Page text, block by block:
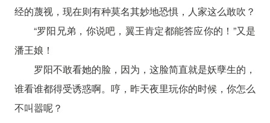
经的蔑视，现在则有种莫名其妙地恐惧，人家这么敢吹？
“罗阳兄弟，你说吧，翼王肯定都能答应你的！”又是
潘王娘！
罗阳不敢看她的脸，因为，这脸简直就是妖孽生的，
谁看谁都得受诱惑啊。哼，昨天夜里玩你的时候，你怎么
不叫嚣呢？